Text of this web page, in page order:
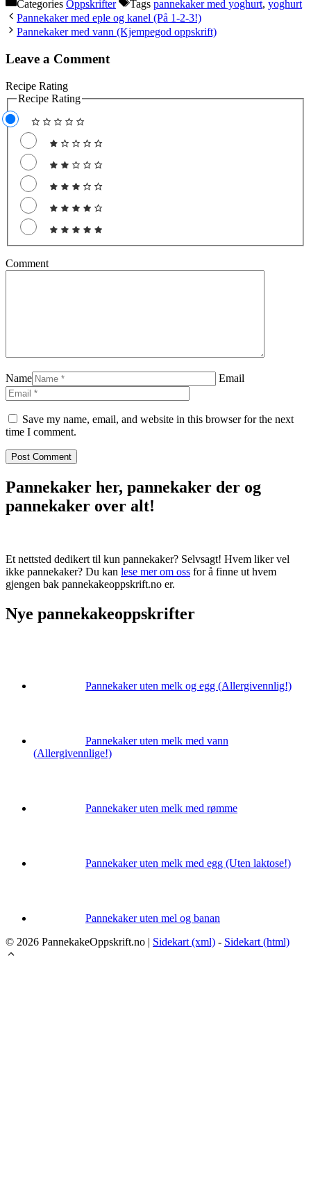
Categories Oppskrifter Tags pannekaker med yoghurt, yoghurt
Pannekaker med eple og kanel (På 1-2-3!)
Pannekaker med vann (Kjempegod oppskrift)
Leave a Comment
Recipe Rating
Recipe Rating
Comment
Name Email
Save my name, email, and website in this browser for the next
time I comment.
Pannekaker her, pannekaker der og
pannekaker over alt!
Et nettsted dedikert til kun pannekaker? Selvsagt! Hvem liker vel
ikke pannekaker? Du kan lese mer om oss for å finne ut hvem
gjengen bak pannekakeoppskrift.no er.
Nye pannekakeoppskrifter
Pannekaker uten melk og egg (Allergivennlig!)
Pannekaker uten melk med vann
(Allergivennlige!)
Pannekaker uten melk med rømme
Pannekaker uten melk med egg (Uten laktose!)
Pannekaker uten mel og banan
© 2026 PannekakeOppskrift.no | Sidekart (xml) - Sidekart (html)